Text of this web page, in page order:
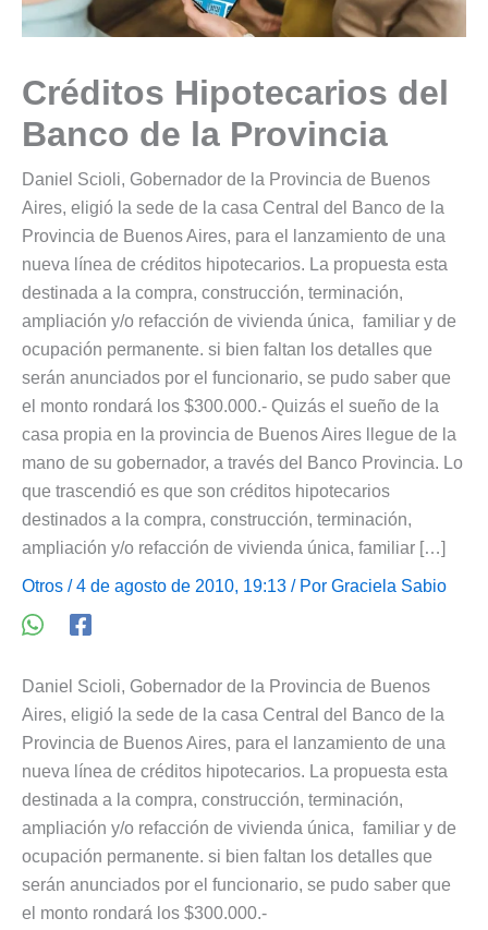
Créditos Hipotecarios del
Banco de la Provincia
Daniel Scioli, Gobernador de la Provincia de Buenos
Aires, eligió la sede de la casa Central del Banco de la
Provincia de Buenos Aires, para el lanzamiento de una
nueva línea de créditos hipotecarios. La propuesta esta
destinada a la compra, construcción, terminación,
ampliación y/o refacción de vivienda única, familiar y de
ocupación permanente. si bien faltan los detalles que
serán anunciados por el funcionario, se pudo saber que
el monto rondará los $300.000.- Quizás el sueño de la
casa propia en la provincia de Buenos Aires llegue de la
mano de su gobernador, a través del Banco Provincia. Lo
que trascendió es que son créditos hipotecarios
destinados a la compra, construcción, terminación,
ampliación y/o refacción de vivienda única, familiar […]
Otros / 4 de agosto de 2010, 19:13 / Por Graciela Sabio
Daniel Scioli, Gobernador de la Provincia de Buenos
Aires, eligió la sede de la casa Central del Banco de la
Provincia de Buenos Aires, para el lanzamiento de una
nueva línea de créditos hipotecarios. La propuesta esta
destinada a la compra, construcción, terminación,
ampliación y/o refacción de vivienda única, familiar y de
ocupación permanente. si bien faltan los detalles que
serán anunciados por el funcionario, se pudo saber que
el monto rondará los $300.000.-